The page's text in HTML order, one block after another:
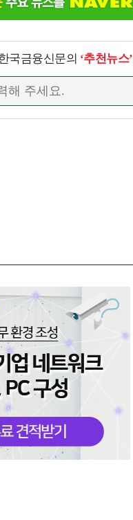
국금융신문의 ‘추천뉴스’